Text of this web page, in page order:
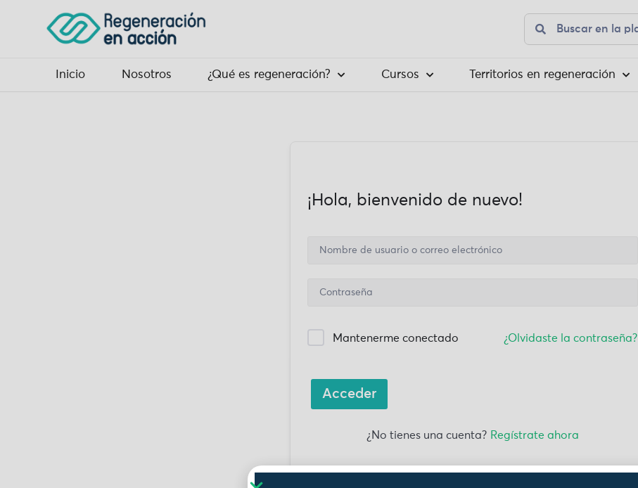
Inicio Nosotros ¿Qué es regeneración? Cursos Territorios en regeneración
¡Hola, bienvenido de nuevo!
Mantenerme conectado ¿Olvidaste la contraseña?
Acceder
¿No tienes una cuenta? Regístrate ahora